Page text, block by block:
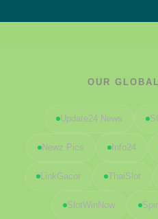
OUR
Update24 News
Newz Pics Info24
LinkGacor ThaiSlot
SlotWinNow